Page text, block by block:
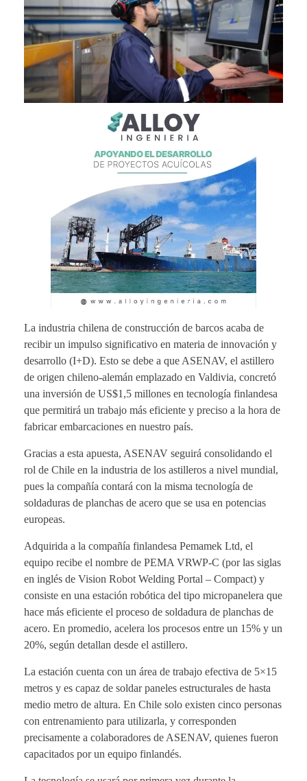
La industria chilena de construcción de barcos acaba de
recibir un impulso significativo en materia de innovación y
desarrollo (I+D). Esto se debe a que ASENAV, el astillero
de origen chileno-alemán emplazado en Valdivia, concretó
una inversión de US$1,5 millones en tecnología finlandesa
que permitirá un trabajo más eficiente y preciso a la hora de
fabricar embarcaciones en nuestro país.
Gracias a esta apuesta, ASENAV seguirá consolidando el
rol de Chile en la industria de los astilleros a nivel mundial,
pues la compañía contará con la misma tecnología de
soldaduras de planchas de acero que se usa en potencias
europeas.
Adquirida a la compañía finlandesa Pemamek Ltd, el
equipo recibe el nombre de PEMA VRWP-C (por las siglas
en inglés de Vision Robot Welding Portal – Compact) y
consiste en una estación robótica del tipo micropanelera que
hace más eficiente el proceso de soldadura de planchas de
acero. En promedio, acelera los procesos entre un 15% y un
20%, según detallan desde el astillero.
La estación cuenta con un área de trabajo efectiva de 5×15
metros y es capaz de soldar paneles estructurales de hasta
medio metro de altura. En Chile solo existen cinco personas
con entrenamiento para utilizarla, y corresponden
precisamente a colaboradores de ASENAV, quienes fueron
capacitados por un equipo finlandés.